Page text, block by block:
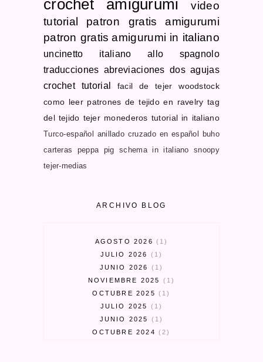
crochet amigurumi
video
tutorial
patron gratis
amigurumi
patron gratis amigurumi in italiano
uncinetto
italiano allo spagnolo
traducciones abreviaciones dos agujas
crochet tutorial
facil de tejer
woodstock
como leer patrones de tejido en ravelry tag
del tejido tejer monederos tutorial in italiano
Turco-español anillado cruzado en español
buho
carteras
peppa pig schema in italiano
snoopy
tejer-medias
ARCHIVO BLOG
AGOSTO 2026
1
JULIO 2026
1
JUNIO 2026
1
NOVIEMBRE 2025
1
OCTUBRE 2025
1
JULIO 2025
1
JUNIO 2025
1
OCTUBRE 2024
2